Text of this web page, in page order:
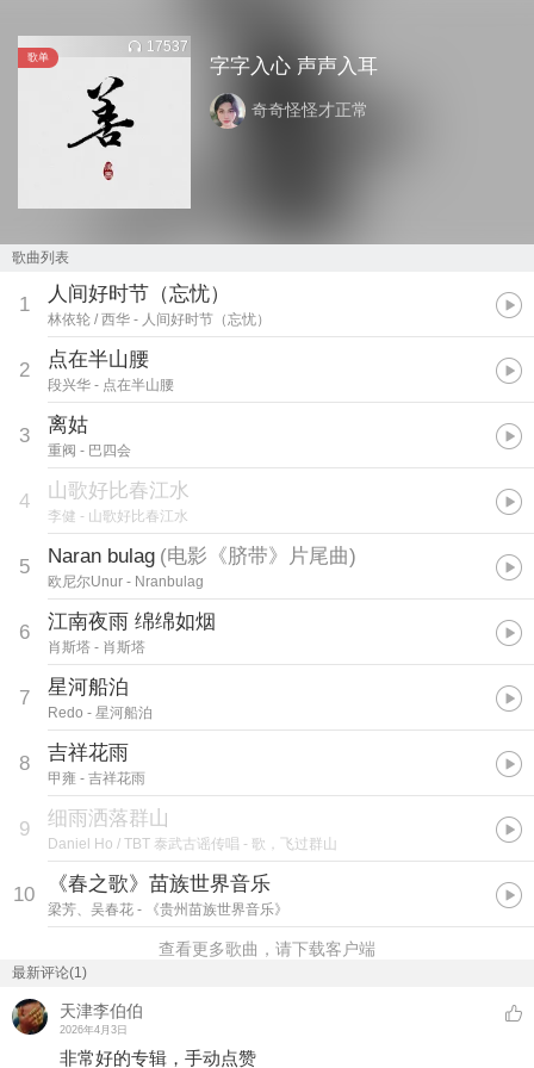
歌单
17537
字字入心 声声入耳
奇奇怪怪才正常
歌曲列表
1 人间好时节（忘忧）
林依轮 / 西华 - 人间好时节（忘忧）
2 点在半山腰
段兴华 - 点在半山腰
3 离姑
重阀 - 巴四会
4 山歌好比春江水
李健 - 山歌好比春江水
5 Naran bulag (电影《脐带》片尾曲)
欧尼尔Unur - Nranbulag
6 江南夜雨 绵绵如烟
肖斯塔 - 肖斯塔
7 星河船泊
Redo - 星河船泊
8 吉祥花雨
甲雍 - 吉祥花雨
9 细雨洒落群山
Daniel Ho / TBT 泰武古谣传唱 - 歌，飞过群山
10 《春之歌》苗族世界音乐
梁芳、吴春花 - 《贵州苗族世界音乐》
查看更多歌曲，请下载客户端
最新评论(1)
天津李伯伯
2026年4月3日
非常好的专辑，手动点赞